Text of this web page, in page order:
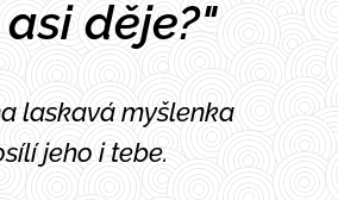
děje?"
laskavá myšlenka
jeho i tebe.